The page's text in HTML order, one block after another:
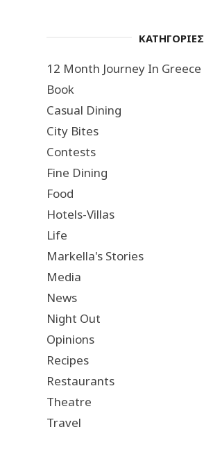
ΚΑΤΗΓΟΡΙΕΣ
12 Month Journey In Greece
Book
Casual Dining
City Bites
Contests
Fine Dining
Food
Hotels-Villas
Life
Markella's Stories
Media
News
Night Out
Opinions
Recipes
Restaurants
Theatre
Travel